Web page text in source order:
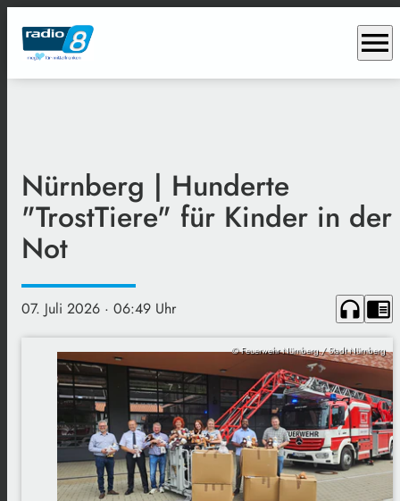
menu
Nürnberg | Hunderte
"TrostTiere" für Kinder in der
Not
07. Juli 2026 · 06:49 Uhr headphones chrome_reader_mode
© Feuerwehr Nürnberg / Stadt Nürnberg